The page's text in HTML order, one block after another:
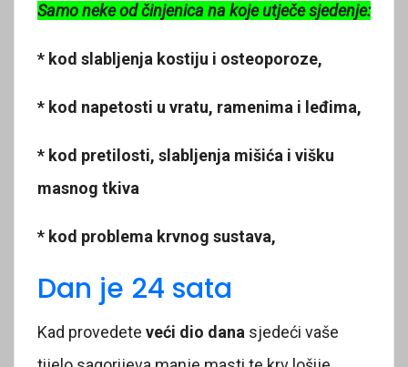
Samo neke od činjenica na koje utječe sjedenje:
* kod slabljenja kostiju i osteoporoze,
* kod napetosti u vratu, ramenima i leđima,
* kod pretilosti, slabljenja mišića i višku
masnog tkiva
* kod problema krvnog sustava,
Dan je 24 sata
Kad provedete veći dio dana sjedeći vaše